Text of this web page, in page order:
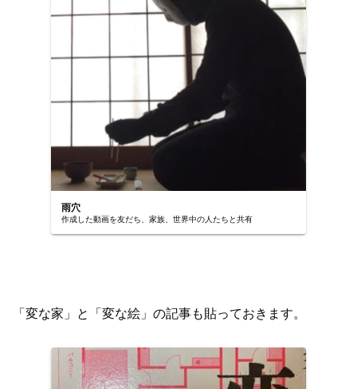
雨穴
作成した動画を友だち、家族、世界中の人たちと共有
「変な家」と「変な絵」の記事も貼っておきます。